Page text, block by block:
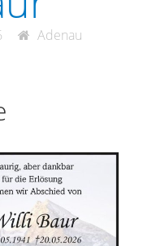
Adenau